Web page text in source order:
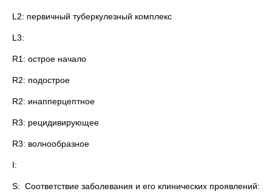
L2: первичный туберкулезный комплекс
L3:
R1: острое начало
R2: подострое
R2: инапперцептное
R3: рецидивирующее
R3: волнообразное
I:
S: Соответствие заболевания и его клинических проявлений: